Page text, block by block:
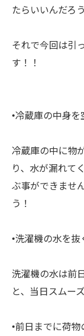
たらいいんだろ
それで今回は引
す！！
•冷蔵庫の中身を
冷蔵庫の中に物
り、水が漏れて
ぶ事ができませ
う！
•洗濯機の水を抜
洗濯機の水は前
と、当日スムー
•前日までに荷